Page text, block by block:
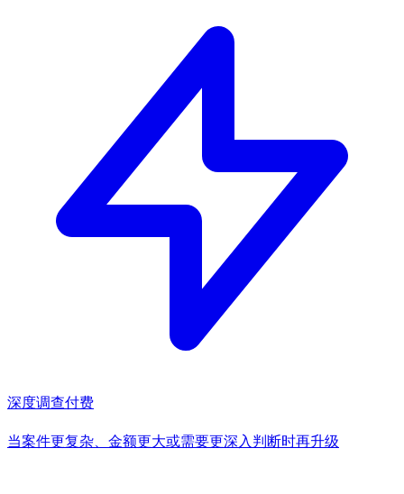
深度调查付费
当案件更复杂、金额更大或需要更深入判断时再升级